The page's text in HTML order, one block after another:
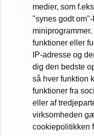
medier, som
"synes godt
funktioner eller
IP-adresse og
dig den bedste
så hver funktion
funktioner fra
eller af
virksomheden
cookiepolitikken